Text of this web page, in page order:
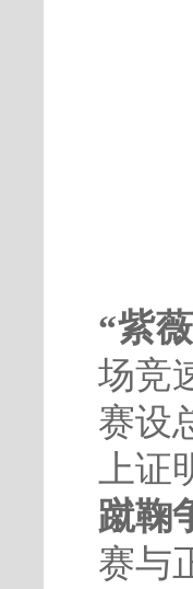
“紫
场竞
赛设
上证
蹴鞠
赛与